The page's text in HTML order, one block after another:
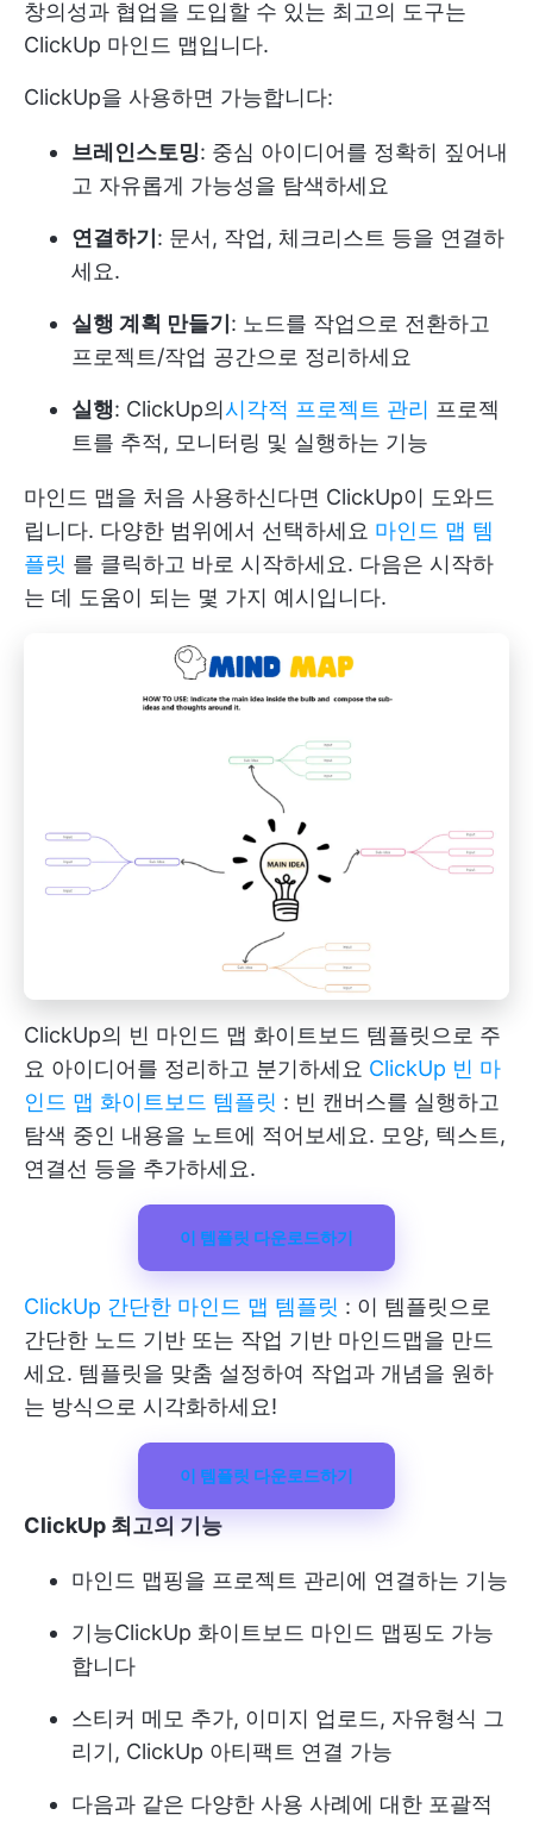
창의성과 협업을 도입할 수 있는 최고의 도구는
ClickUp 마인드 맵입니다.
ClickUp을 사용하면 가능합니다:
브레인스토밍: 중심 아이디어를 정확히 짚어내
고 자유롭게 가능성을 탐색하세요
연결하기 : 문서, 작업, 체크리스트 등을 연결하
세요.
실행 계획 만들기 : 노드를 작업으로 전환하고
프로젝트/작업 공간으로 정리하세요
실행: ClickUp의시각적 프로젝트 관리 프로젝
트를 추적, 모니터링 및 실행하는 기능
마인드 맵을 처음 사용하신다면 ClickUp이 도와드
립니다. 다양한 범위에서 선택하세요 마인드 맵 템
플릿 를 클릭하고 바로 시작하세요. 다음은 시작하
는 데 도움이 되는 몇 가지 예시입니다.
ClickUp의 빈 마인드 맵 화이트보드 템플릿으로 주
요 아이디어를 정리하고 분기하세요 ClickUp 빈 마
인드 맵 화이트보드 템플릿 : 빈 캔버스를 실행하고
탐색 중인 내용을 노트에 적어보세요. 모양, 텍스트,
연결선 등을 추가하세요.
이 템플릿 다운로드하기
ClickUp 간단한 마인드 맵 템플릿 : 이 템플릿으로
간단한 노드 기반 또는 작업 기반 마인드맵을 만드
세요. 템플릿을 맞춤 설정하여 작업과 개념을 원하
는 방식으로 시각화하세요!
이 템플릿 다운로드하기
ClickUp 최고의 기능
마인드 맵핑을 프로젝트 관리에 연결하는 기능
기능ClickUp 화이트보드 마인드 맵핑도 가능
합니다
스티커 메모 추가, 이미지 업로드, 자유형식 그
리기, ClickUp 아티팩트 연결 가능
다음과 같은 다양한 사용 사례에 대한 포괄적